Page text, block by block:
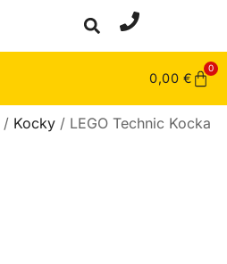
0,00 €
0
/ Kocky / LEGO Technic Kocka